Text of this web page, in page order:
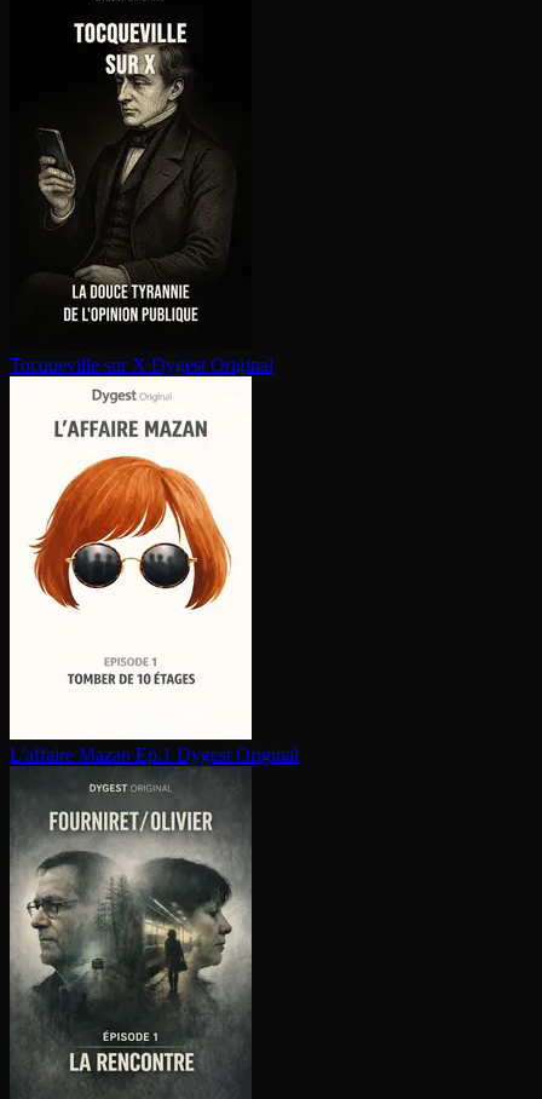
Tocqueville sur X Dygest Original
L'affaire Mazan Ep.1 Dygest Original